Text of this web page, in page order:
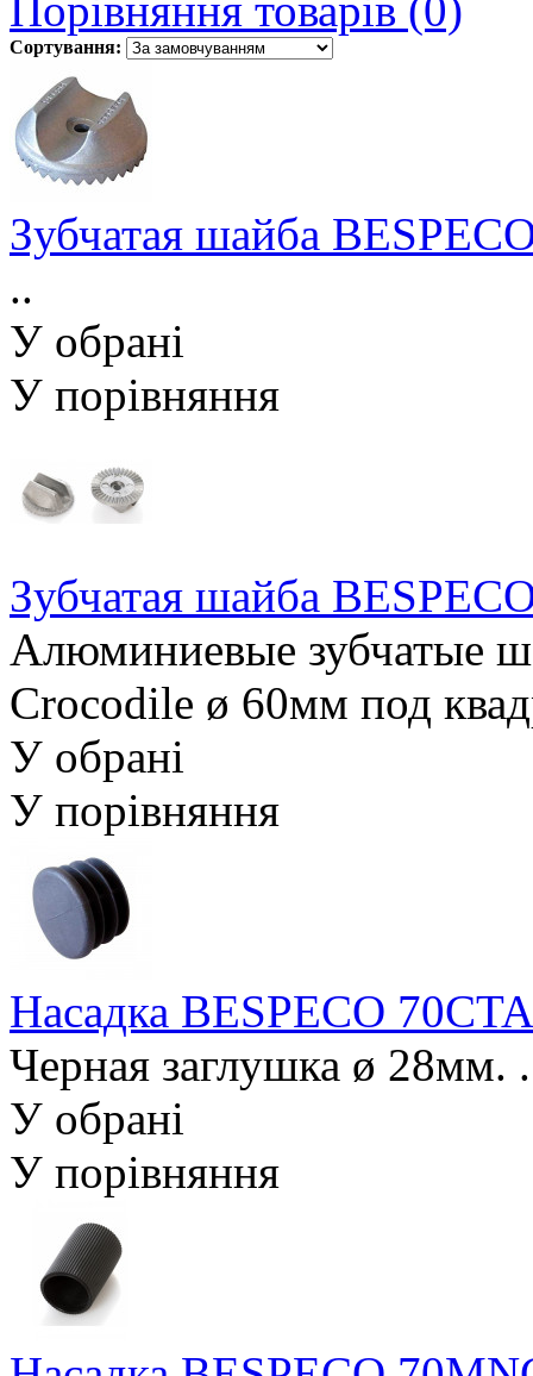
Сортування:
Зубчатая шайба
..
У обрані
У порівняння
Зубчатая шайба
Алюминиевые зубчатые
Crocodile ø 60мм под
У обрані
У порівняння
Насадка BESPECO
Черная заглушка ø 28мм.
У обрані
У порівняння